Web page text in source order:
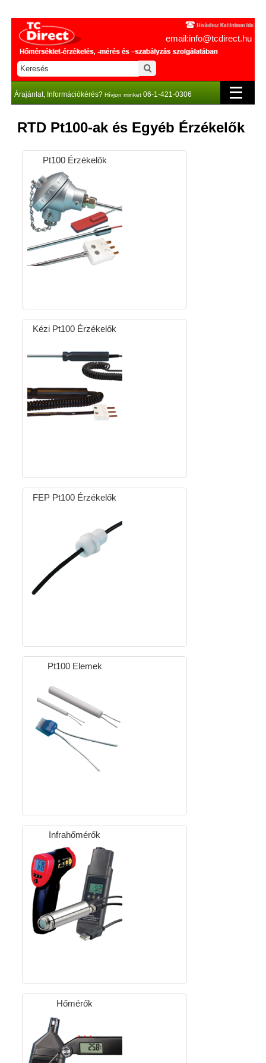
email:info@tcdirect.hu
Árajánlat, Információkérés? Hívjon minket 06-1-421-0306
RTD Pt100-ak és Egyéb Érzékelők
Pt100 Érzékelők
Kézi Pt100 Érzékelők
FEP Pt100 Érzékelők
Pt100 Elemek
Infrahőmérők
Hőmérők